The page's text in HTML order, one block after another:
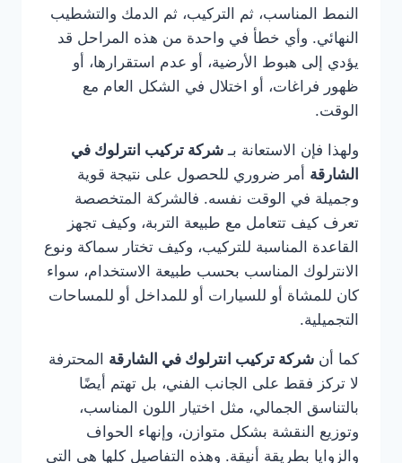
النمط المناسب، ثم التركيب، ثم الدمك والتشطيب
النهائي. وأي خطأ في واحدة من هذه المراحل قد
يؤدي إلى هبوط الأرضية، أو عدم استقرارها، أو
ظهور فراغات، أو اختلال في الشكل العام مع
الوقت.
ولهذا فإن الاستعانة بـ شركة تركيب انترلوك في
الشارقة أمر ضروري للحصول على نتيجة قوية
وجميلة في الوقت نفسه. فالشركة المتخصصة
تعرف كيف تتعامل مع طبيعة التربة، وكيف تجهز
القاعدة المناسبة للتركيب، وكيف تختار سماكة ونوع
الانترلوك المناسب بحسب طبيعة الاستخدام، سواء
كان للمشاة أو للسيارات أو للمداخل أو للمساحات
التجميلية.
كما أن شركة تركيب انترلوك في الشارقة المحترفة
لا تركز فقط على الجانب الفني، بل تهتم أيضًا
بالتناسق الجمالي، مثل اختيار اللون المناسب،
وتوزيع النقشة بشكل متوازن، وإنهاء الحواف
والزوايا بطريقة أنيقة. وهذه التفاصيل كلها هي التي